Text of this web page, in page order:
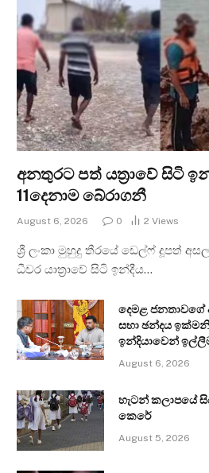
අනතුරට පත් යත්‍රාවේ සිටි
11දෙනාම බේරාගනී
August 6, 2026 0 2 Views
ශ්‍රී ලංකා මුහුදු තීරයේ ඩෙල්ෆ් දූපත්
ධීවර යාත්‍රාවේ සිටි ඉන්දීය…
දෙමළ ජනතාවගේ
සභා ඡන්දය
ඉන්දියාවෙන්
August 6, 2026
හැටන් කලාපයේ
කෙරේ
August 5, 2026